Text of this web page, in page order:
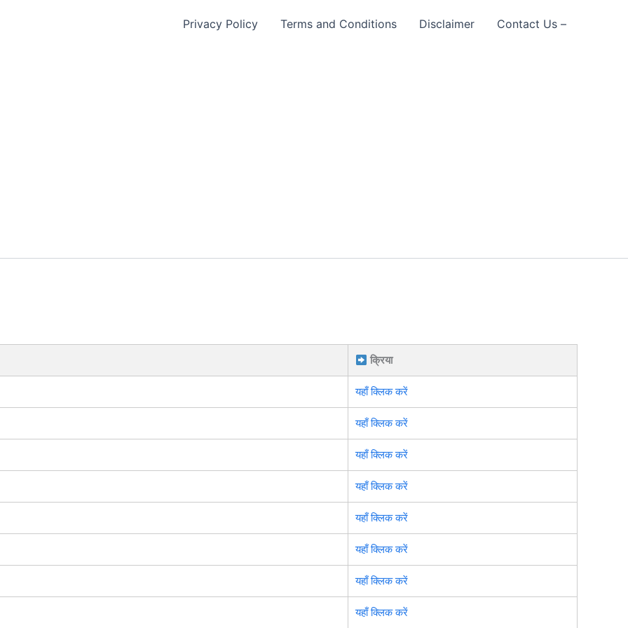
Privacy Policy Terms and Conditions Disclaimer Contact Us –
क्रिया
यहाँ क्लिक करें
यहाँ क्लिक करें
यहाँ क्लिक करें
यहाँ क्लिक करें
यहाँ क्लिक करें
यहाँ क्लिक करें
यहाँ क्लिक करें
यहाँ क्लिक करें